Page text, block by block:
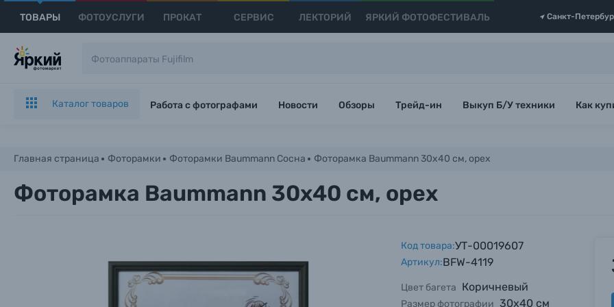
ТОВАРЫ ФОТОУСЛУГИ ПРОКАТ СЕРВИС ЛЕКТОРИЙ ЯРКИЙ ФОТОФЕСТИВАЛЬ Санкт-
Каталог товаров
Каталог товаров Работа с фотографами Новости Обзоры Трейд-ин Выкуп Б/У техники Как
Главная страница Фоторамки Фоторамки Baummann Сосна Фоторамка Baummann 30x40 см, орех
Фоторамка Baummann 30x40 см, орех
Код товара:УТ-00019607
Артикул:BFW-4119
Цвет багета Коричневый
Размер фотографии 30х40 см